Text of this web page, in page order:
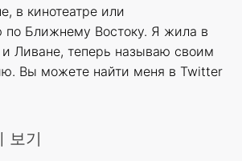
в кинотеатре или
Ближнему Востоку. Я жила в
Ливане, теперь называю своим
Вы можете найти меня в Twitter
보기